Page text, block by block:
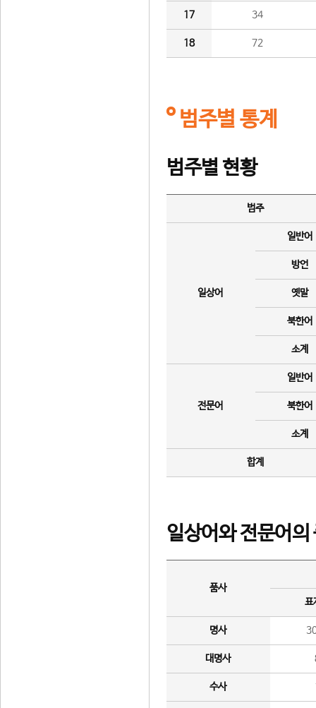
17 34
18 72
범주별 통계
범주별 현황
범주
일상어
일반어
방언
옛말
북한어
소계
전문어
일반어
북한어
소계
합계
일상어와 전문어의
품사
표
명사
대명사
수사